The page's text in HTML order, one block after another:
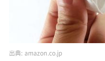
出典: amazon.co.jp